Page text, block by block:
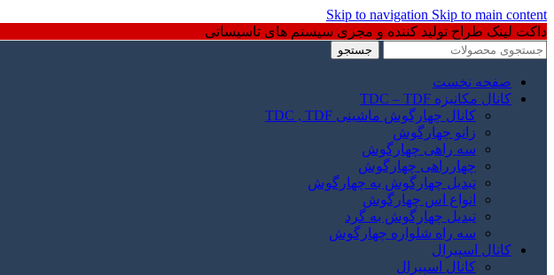
Skip to navigation Skip to main content
داکت لینک طراح تولید کننده و مجری سیستم های تاسیساتی
جستجو
صفحه نخست
کانال مکانیزه TDC – TDF
کانال چهارگوش ماشینی TDC , TDF
زانو چهارگوش
سه راهی چهارگوش
چهارراهی چهارگوش
تبدیل چهارگوش به چهارگوش
انواع اس چهارگوش
تبدیل چهارگوش به گرد
سه راه شلواره چهارگوش
کانال اسپیرال
کانال اسپیرال